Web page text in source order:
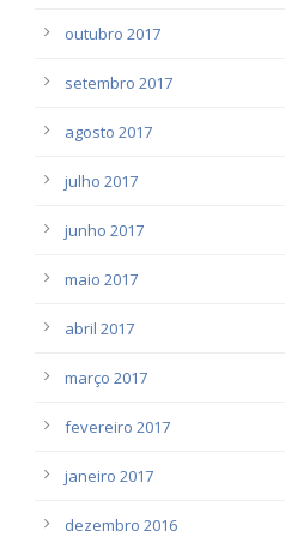
outubro 2017
setembro 2017
agosto 2017
julho 2017
junho 2017
maio 2017
abril 2017
março 2017
fevereiro 2017
janeiro 2017
dezembro 2016